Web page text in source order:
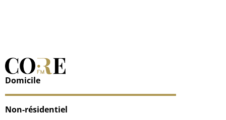
Domicile
Non-résidentiel